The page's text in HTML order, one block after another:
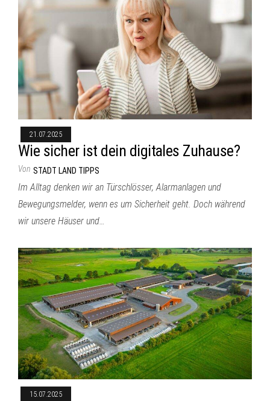
21.07.2025
Wie sicher ist dein digitales Zuhause?
Von STADT LAND TIPPS
Im Alltag denken wir an Türschlösser, Alarmanlagen und
Bewegungsmelder, wenn es um Sicherheit geht. Doch während
wir unsere Häuser und…
15.07.2025